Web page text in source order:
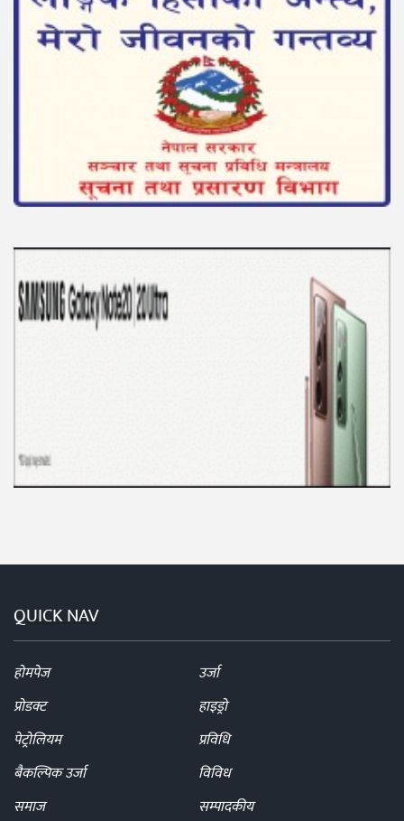
QUICK NAV
होमपेज
उर्जा
प्रोडक्ट
हाइड्रो
पेट्रोलियम
प्रविधि
बैकल्पिक उर्जा
विविध
समाज
सम्पादकीय